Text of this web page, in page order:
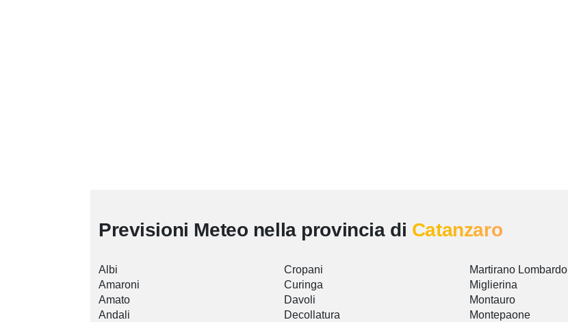
Previsioni Meteo nella provincia di Catanzaro
Albi
Amaroni
Amato
Andali
Cropani
Curinga
Davoli
Decollatura
Martirano Lombardo
Miglierina
Montauro
Montepaone